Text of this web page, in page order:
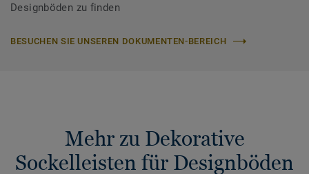
Designböden zu finden
BESUCHEN SIE UNSEREN DOKUMENTEN-BEREICH
Mehr zu Dekorative
Sockelleisten für Designböden